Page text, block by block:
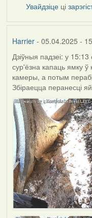
Увайдзіце ці
Harrier- 05.04.2025 -
Дзіўныя падзеі: у
сур'ёзна капаць ямку ў
камеры, а потым
Збіраецца перанесці